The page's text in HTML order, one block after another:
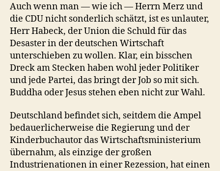
Auch wenn man — wie ich — Herrn Merz und
die CDU nicht sonderlich schätzt, ist es unlauter,
Herr Habeck, der Union die Schuld für das
Desaster in der deutschen Wirtschaft
unterschieben zu wollen. Klar, ein bisschen
Dreck am Stecken haben wohl jeder Politiker
und jede Partei, das bringt der Job so mit sich.
Buddha oder Jesus stehen eben nicht zur Wahl.
Deutschland befindet sich, seitdem die Ampel
bedauerlicherweise die Regierung und der
Kinderbuchautor das Wirtschaftsministerium
übernahm, als einzige der großen
Industrienationen in einer Rezession, hat einen